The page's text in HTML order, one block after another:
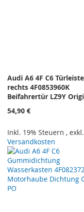
Audi A6 4F C6
rechts 4F0853960K
Beifahrertür LZ9Y
54,90 €
Inkl. 19% Steuern , exkl.
Versandkosten